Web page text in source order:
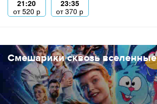
21:20
от520 р
23:35
от370 р
Смешарики сквозь вселенные